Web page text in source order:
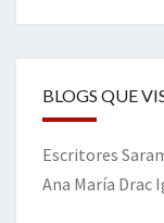
BLOGS QUE
Escritores
Ana María Drac